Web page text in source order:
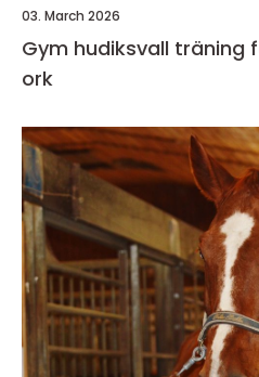
03. March 2026
Gym hudiksvall träning för vardag, hälsa och
ork